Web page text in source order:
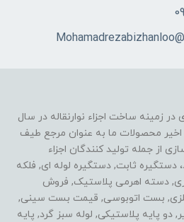
زمینه ساخت اجزاء نوارنقاله در سال
باشد که در ۲۰ سال اخیر محصولات ما به عنوان مرجع طیف
از جمله تولید کنندگان اجزاء
دستگیره ثابت, دستگیره لوله ای, فلکه
دسته اهرمی پلاستیک, فروش
فلزی, بست اتوبوسی, قیمت بست سینی,
دو پایه پلاستیکی, لوله سبز گرد, پایه